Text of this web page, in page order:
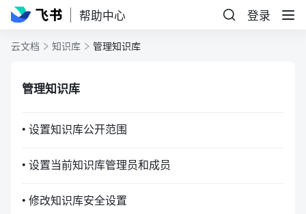
帮助中心 登录
云文档 知识库 管理知识库
管理知识库
• 设置知识库公开范围
• 设置当前知识库管理员和成员
• 修改知识库安全设置